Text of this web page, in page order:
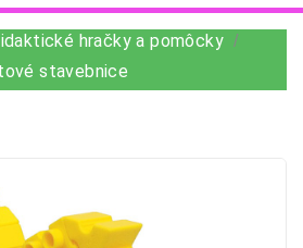
hračky a pomôcky
stavebnice